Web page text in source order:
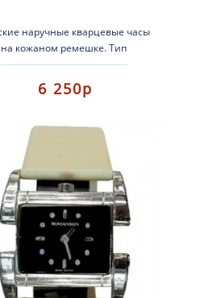
наручные кварцевые часы
на кожаном ремешке. Тип
кварцевые.Кожаный
ремешок.Стекло:
3атм...
6 250р